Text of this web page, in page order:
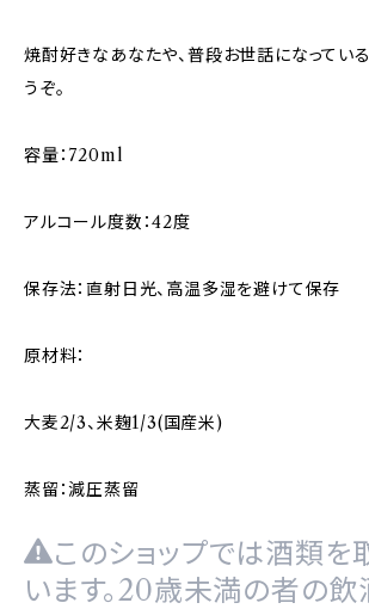
焼酎好きなあなたや、普段お世話になってい
うぞ。
容量：720ml
アルコール度数：42度
保存法：直射日光、高温多湿を避けて保存
原材料：
大麦2/3、米麹1/3(国産米)
蒸留：減圧蒸留
このショップでは酒類を
います。20歳未満の者の